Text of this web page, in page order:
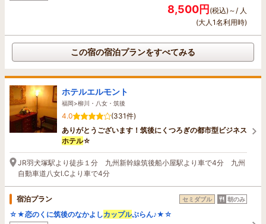
8,500円(税込)～/ 人
(大人1名利用時)
この宿の宿泊プランをすべてみる
ホテルエルモント
福岡>柳川・八女・筑後
4.0
(331件)
ありがとうございます！筑後にくつろぎの都市型ビジネス
ホテル☆
JR羽犬塚駅より徒歩１分 九州新幹線筑後船小屋駅より車で4分 九州
自動車道八女I.Cより車で4分
宿泊プラン セミダブル 朝のみ
☆★恋のくに筑後のなかよしカップルぷらん♪★☆